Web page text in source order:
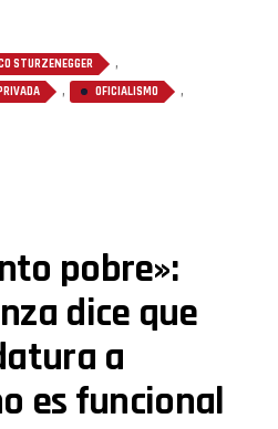
STURZENEGGER ,
, OFICIALISMO ,
pobre»:
dice que
a
es funcional